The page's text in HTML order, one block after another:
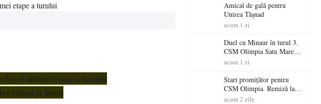
ul ultimei etape a turului
Oașul și Turul
Amical de gală pentru
Unirea Tășnad
acum 1 zi
Duel cu Minaur în turul 3.
CSM Olimpia Satu Mare
începe aventura în Cupa
acum 1 zi
Start promițător pentru
CSM Olimpia. Remiză la
Dumbrăvița în debutul
acum 2 zile